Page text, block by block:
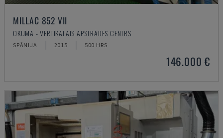
MILLAC 852 VII
OKUMA - VERTIKĀLAIS APSTRĀDES CENTRS
SPĀNIJA 2015 500 HRS
146.000 €